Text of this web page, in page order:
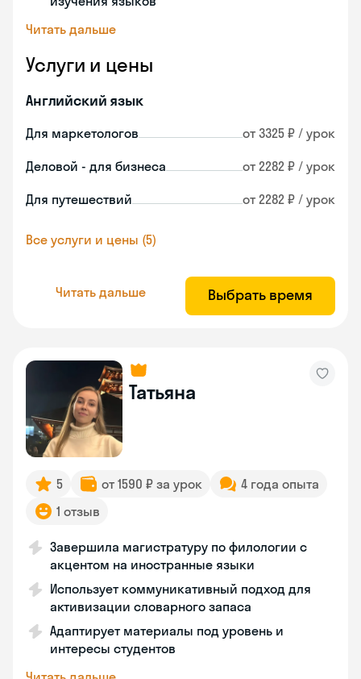
Читать дальше
Услуги и цены
Английский язык
Для маркетологов от 3325 ₽ / урок
Деловой - для бизнеса от 2282 ₽ / урок
Для путешествий от 2282 ₽ / урок
Все услуги и цены (5)
Читать дальше Выбрать время
Татьяна
5 от 1590 ₽ за урок
4 года опыта
1 отзыв
Завершила магистратуру по филологии с
акцентом на иностранные языки
Использует коммуникативный подход для
активизации словарного запаса
Адаптирует материалы под уровень и
интересы студентов